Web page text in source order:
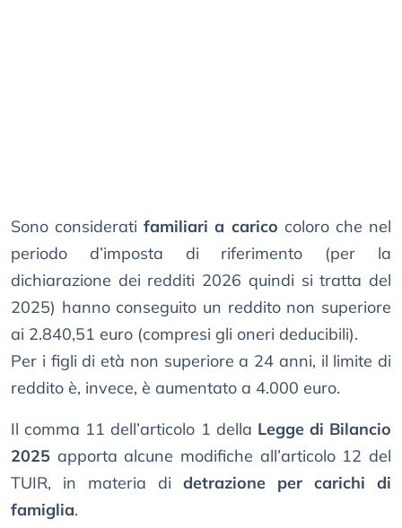
Sono consideratifamiliari a carico coloro che nel
periodo d’imposta di riferimento (per la
dichiarazione dei redditi 2026 quindi si tratta del
2025) hanno conseguito un reddito non superiore
ai 2.840,51 euro (compresi gli oneri deducibili).
Per i figli di età non superiore a 24 anni, il limite di
reddito è, invece, è aumentato a 4.000 euro.
Il comma 11 dell’articolo 1 della Legge di Bilancio
2025 apporta alcune modifiche all’articolo 12 del
TUIR, in materia di detrazione per carichi di
famiglia.